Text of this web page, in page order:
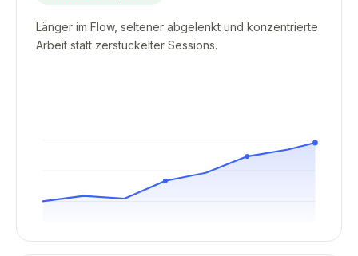
Länger im Flow, seltener abgelenkt und konzentrierte
Arbeit statt zerstückelter Sessions.